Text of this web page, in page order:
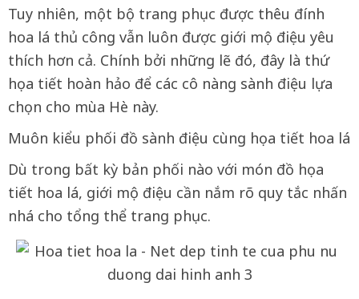
Tuy nhiên, một bộ trang phục được thêu đính
hoa lá thủ công vẫn luôn được giới mộ điệu yêu
thích hơn cả. Chính bởi những lẽ đó, đây là thứ
họa tiết hoàn hảo để các cô nàng sành điệu lựa
chọn cho mùa Hè này.
Muôn kiểu phối đồ sành điệu cùng họa tiết hoa lá
Dù trong bất kỳ bản phối nào với món đồ họa
tiết hoa lá, giới mộ điệu cần nắm rõ quy tắc nhấn
nhá cho tổng thể trang phục.